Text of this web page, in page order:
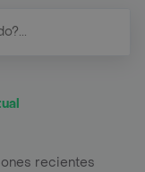
recientes